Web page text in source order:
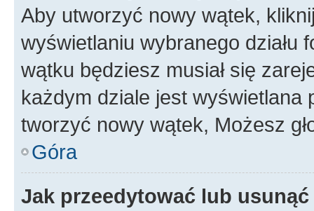
Aby utworzyć nowy wątek,
wyświetlaniu wybranego działu
wątku będziesz musiał się
każdym dziale jest wyświetlana
tworzyć nowy wątek, Możesz
Góra
Jak przeedytować lub